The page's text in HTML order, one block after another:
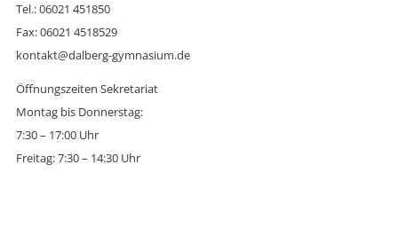
Tel.: 06021 451850
Fax: 06021 4518529
kontakt@dalberg-gymnasium.de
Öffnungszeiten Sekretariat
Montag bis Donnerstag:
7:30 – 17:00 Uhr
Freitag: 7:30 – 14:30 Uhr